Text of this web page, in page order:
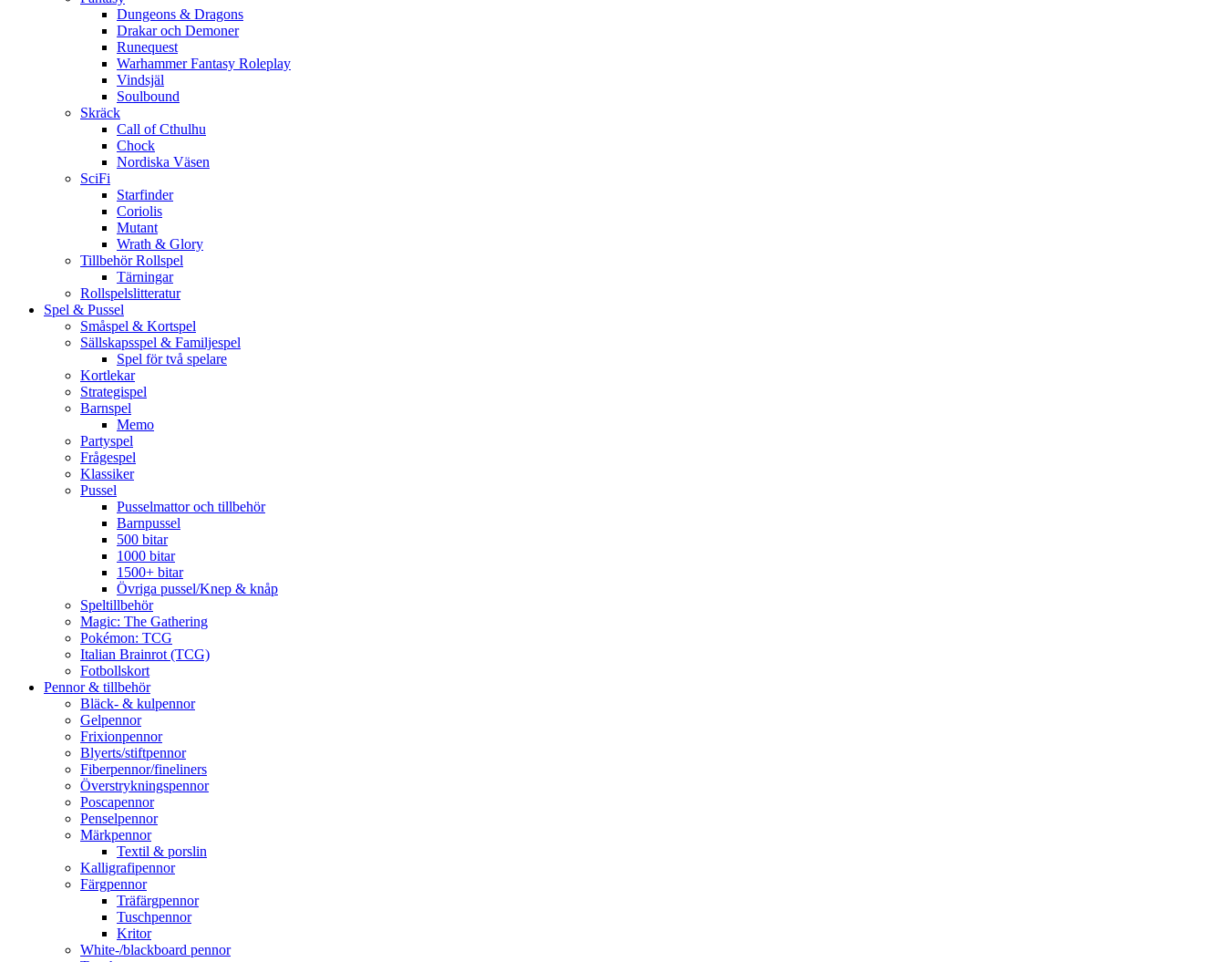
Dungeons & Dragons
Drakar och Demoner
Runequest
Warhammer Fantasy Roleplay
Vindsjäl
Soulbound
Skräck
Call of Cthulhu
Chock
Nordiska Väsen
SciFi
Starfinder
Coriolis
Mutant
Wrath & Glory
Tillbehör Rollspel
Tärningar
Rollspelslitteratur
Spel & Pussel
Småspel & Kortspel
Sällskapsspel & Familjespel
Spel för två spelare
Kortlekar
Strategispel
Barnspel
Memo
Partyspel
Frågespel
Klassiker
Pussel
Pusselmattor och tillbehör
Barnpussel
500 bitar
1000 bitar
1500+ bitar
Övriga pussel/Knep & knåp
Speltillbehör
Magic: The Gathering
Pokémon: TCG
Italian Brainrot (TCG)
Fotbollskort
Pennor & tillbehör
Bläck- & kulpennor
Gelpennor
Frixionpennor
Blyerts/stiftpennor
Fiberpennor/fineliners
Överstrykningspennor
Poscapennor
Penselpennor
Märkpennor
Textil & porslin
Kalligrafipennor
Färgpennor
Träfärgpennor
Tuschpennor
Kritor
White-/blackboard pennor